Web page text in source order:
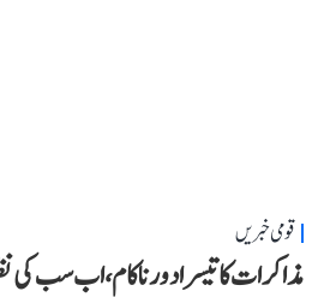
قومی خبریں
مذاکرات کا تیسرا دور ناکام، اب سب کی